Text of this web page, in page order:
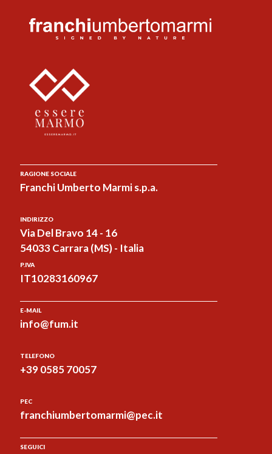
RAGIONE SOCIALE
Franchi Umberto Marmi s.p.a.
INDIRIZZO
Via Del Bravo 14 - 16
54033 Carrara (MS) - Italia
P.IVA
IT10283160967
E-MAIL
info@fum.it
TELEFONO
+39 0585 70057
PEC
franchiumbertomarmi@pec.it
SEGUICI